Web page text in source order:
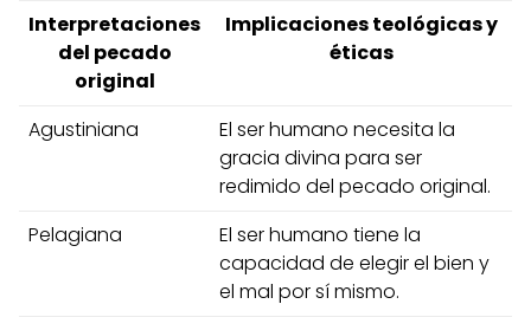
Interpretaciones
del pecado
original
Implicaciones teológicas y
éticas
Agustiniana
El ser humano necesita la
gracia divina para ser
redimido del pecado original.
Pelagiana
El ser humano tiene la
capacidad de elegir el bien y
el mal por sí mismo.